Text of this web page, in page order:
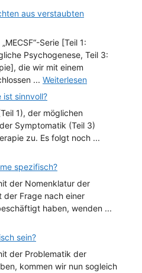
aus verstaubten
Serie [Teil 1:
Psychogenese, Teil 3:
die wir mit einem
... Weiterlesen
ist sinnvoll?
1), der möglichen
Symptomatik (Teil 3)
zu. Es folgt noch ...
spezifisch?
der Nomenklatur der
der Frage nach einer
haben, wenden ...
sein?
der Problematik der
kommen wir nun sogleich